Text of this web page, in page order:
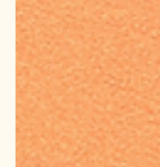
dobrostanową kulturę pracy
niewielkich nakładach
otwartość na dialog i
pierwsze: po co? Wiele
dobrostanowych rozwiązań
narzędzia, oderwane od
potrzeb pracowników,